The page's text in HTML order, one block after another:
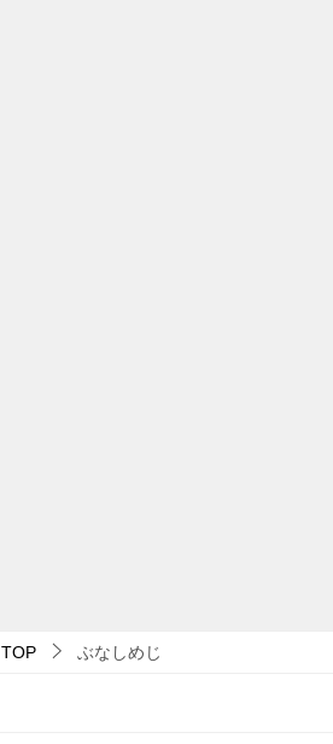
TOP ぶなしめじ